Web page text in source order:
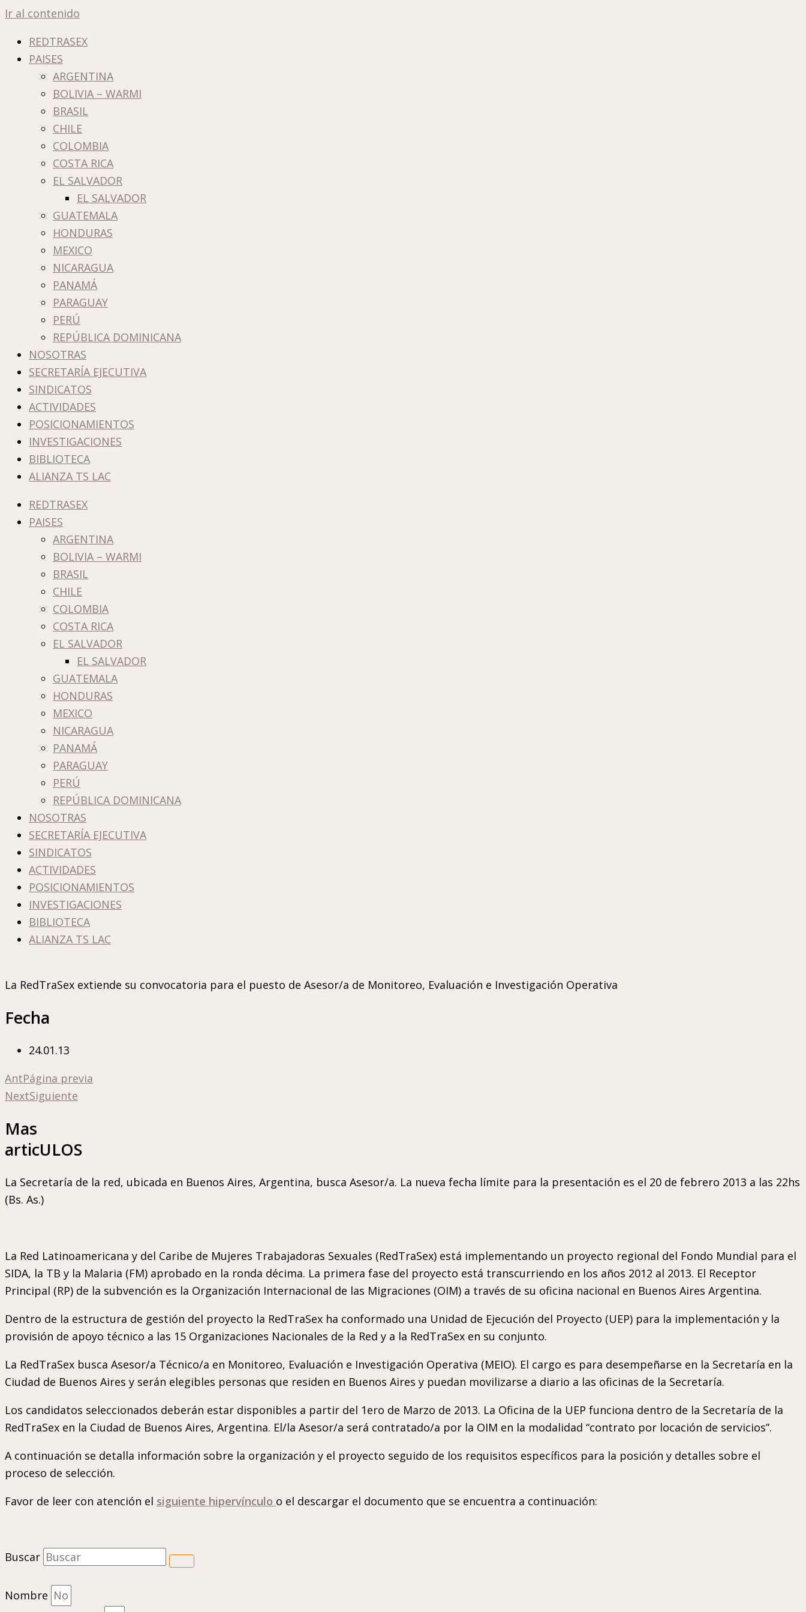
Ir al contenido
REDTRASEX
PAISES
ARGENTINA
BOLIVIA – WARMI
BRASIL
CHILE
COLOMBIA
COSTA RICA
EL SALVADOR
EL SALVADOR
GUATEMALA
HONDURAS
MEXICO
NICARAGUA
PANAMÁ
PARAGUAY
PERÚ
REPÚBLICA DOMINICANA
NOSOTRAS
SECRETARÍA EJECUTIVA
SINDICATOS
ACTIVIDADES
POSICIONAMIENTOS
INVESTIGACIONES
BIBLIOTECA
ALIANZA TS LAC
REDTRASEX
PAISES
ARGENTINA
BOLIVIA – WARMI
BRASIL
CHILE
COLOMBIA
COSTA RICA
EL SALVADOR
EL SALVADOR
GUATEMALA
HONDURAS
MEXICO
NICARAGUA
PANAMÁ
PARAGUAY
PERÚ
REPÚBLICA DOMINICANA
NOSOTRAS
SECRETARÍA EJECUTIVA
SINDICATOS
ACTIVIDADES
POSICIONAMIENTOS
INVESTIGACIONES
BIBLIOTECA
ALIANZA TS LAC
La RedTraSex extiende su convocatoria para el puesto de Asesor/a de Monitoreo, Evaluación e Investigación Operativa
Fecha
24.01.13
AntPágina previa
NextSiguiente
Mas
articULOS
La Secretaría de la red, ubicada en Buenos Aires, Argentina, busca Asesor/a. La nueva fecha límite para la presentación es el 20 de febrero 2013 a las 22hs
(Bs. As.)
La Red Latinoamericana y del Caribe de Mujeres Trabajadoras Sexuales (RedTraSex) está implementando un proyecto regional del Fondo Mundial para el
SIDA, la TB y la Malaria (FM) aprobado en la ronda décima. La primera fase del proyecto está transcurriendo en los años 2012 al 2013. El Receptor
Principal (RP) de la subvención es la Organización Internacional de las Migraciones (OIM) a través de su oficina nacional en Buenos Aires Argentina.
Dentro de la estructura de gestión del proyecto la RedTraSex ha conformado una Unidad de Ejecución del Proyecto (UEP) para la implementación y la
provisión de apoyo técnico a las 15 Organizaciones Nacionales de la Red y a la RedTraSex en su conjunto.
La RedTraSex busca Asesor/a Técnico/a en Monitoreo, Evaluación e Investigación Operativa (MEIO). El cargo es para desempeñarse en la Secretaría en la
Ciudad de Buenos Aires y serán elegibles personas que residen en Buenos Aires y puedan movilizarse a diario a las oficinas de la Secretaría.
Los candidatos seleccionados deberán estar disponibles a partir del 1ero de Marzo de 2013. La Oficina de la UEP funciona dentro de la Secretaría de la
RedTraSex en la Ciudad de Buenos Aires, Argentina. El/la Asesor/a será contratado/a por la OIM en la modalidad “contrato por locación de servicios”.
A continuación se detalla información sobre la organización y el proyecto seguido de los requisitos específicos para la posición y detalles sobre el
proceso de selección.
Favor de leer con atención el siguiente hipervínculo o el descargar el documento que se encuentra a continuación:
Buscar
Nombre